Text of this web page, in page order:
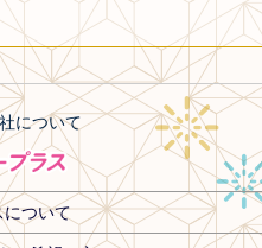
について
について